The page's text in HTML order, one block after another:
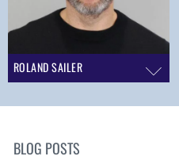
ROLAND SAILER
BLOG POSTS